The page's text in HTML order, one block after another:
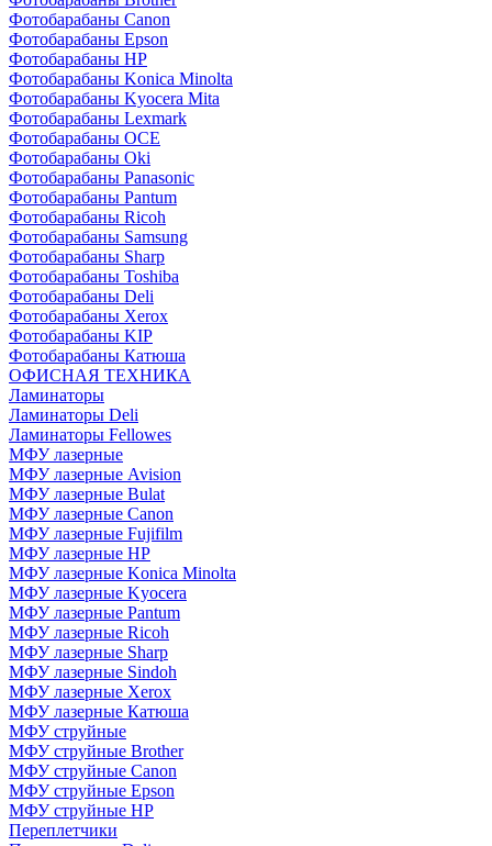
Фотобарабаны Canon
Фотобарабаны Epson
Фотобарабаны HP
Фотобарабаны Konica Minolta
Фотобарабаны Kyocera Mita
Фотобарабаны Lexmark
Фотобарабаны OCE
Фотобарабаны Oki
Фотобарабаны Panasonic
Фотобарабаны Pantum
Фотобарабаны Ricoh
Фотобарабаны Samsung
Фотобарабаны Sharp
Фотобарабаны Toshiba
Фотобарабаны Deli
Фотобарабаны Xerox
Фотобарабаны KIP
Фотобарабаны Катюша
ОФИСНАЯ ТЕХНИКА
Ламинаторы
Ламинаторы Deli
Ламинаторы Fellowes
МФУ лазерные
МФУ лазерные Avision
МФУ лазерные Bulat
МФУ лазерные Canon
МФУ лазерные Fujifilm
МФУ лазерные HP
МФУ лазерные Konica Minolta
МФУ лазерные Kyocera
МФУ лазерные Pantum
МФУ лазерные Ricoh
МФУ лазерные Sharp
МФУ лазерные Sindoh
МФУ лазерные Xerox
МФУ лазерные Катюша
МФУ струйные
МФУ струйные Brother
МФУ струйные Canon
МФУ струйные Epson
МФУ струйные HP
Переплетчики